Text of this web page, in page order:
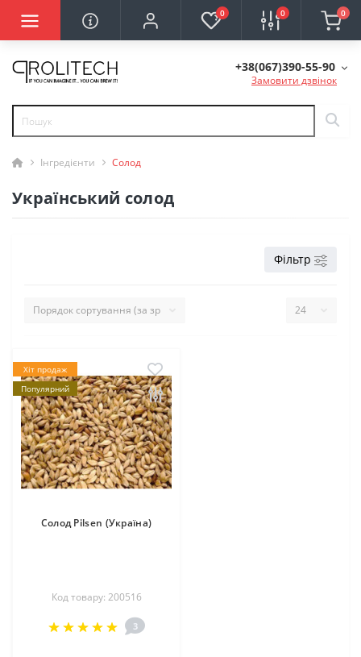
0 0 0
+38(067)390-55-90
Замовити дзвінок
Інгредієнти Солод
Український солод
Фільтр
Хіт продаж
Популярний
Солод Pilsen (Україна)
Код товару: 200516
3